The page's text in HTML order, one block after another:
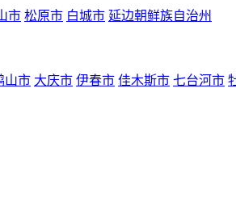
市 松原市 白城市 延边朝鲜族自治州
山市 大庆市 伊春市 佳木斯市 七台河市